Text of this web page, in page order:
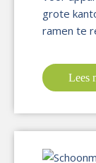
grote
ramen te
Lees